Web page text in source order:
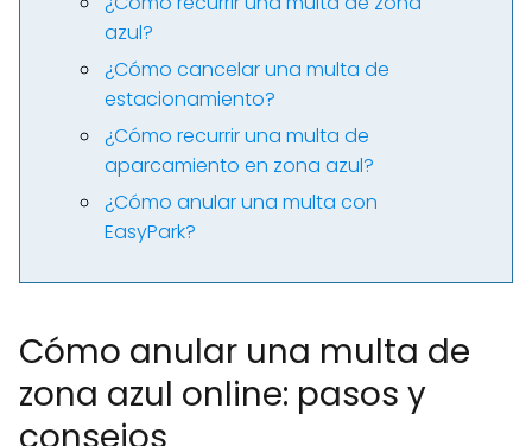
azul?
¿Cómo cancelar una multa de
estacionamiento?
¿Cómo recurrir una multa de
aparcamiento en zona azul?
¿Cómo anular una multa con
EasyPark?
Cómo anular una multa de
zona azul online: pasos y